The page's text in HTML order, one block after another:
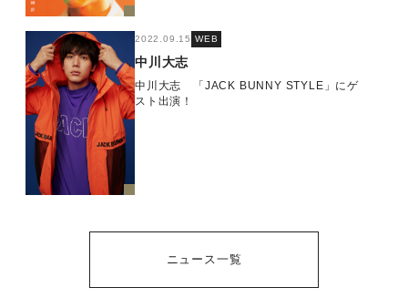
2022.09.15 WEB
中川大志
中川大志 「JACK BUNNY STYLE」にゲ
スト出演！
ニュース一覧